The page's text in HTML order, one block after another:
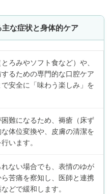
な症状と身体的ケア
ろみやソフト食など）や、
るための専門的な口腔ケア
安全に「味わう楽しみ」を
難になるため、褥瘡（床ず
体位変換や、皮膚の清潔を
います。
れない場合でも、表情のゆが
苦痛を察知し、医師と連携
どで緩和します。